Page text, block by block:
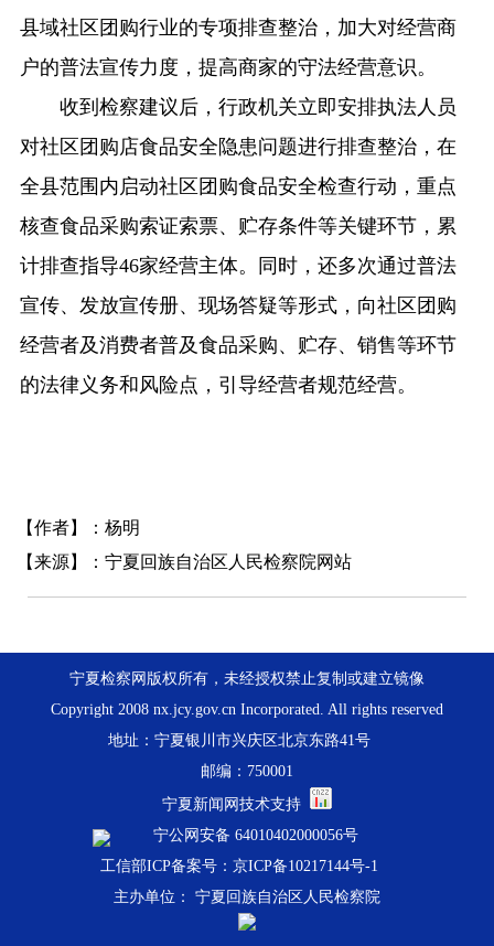
县域社区团购行业的专项排查整治，加大对经营商
户的普法宣传力度，提高商家的守法经营意识。
收到检察建议后，行政机关立即安排执法人员
对社区团购店食品安全隐患问题进行排查整治，在
全县范围内启动社区团购食品安全检查行动，重点
核查食品采购索证索票、贮存条件等关键环节，累
计排查指导46家经营主体。同时，还多次通过普法
宣传、发放宣传册、现场答疑等形式，向社区团购
经营者及消费者普及食品采购、贮存、销售等环节
的法律义务和风险点，引导经营者规范经营。
【作者】：杨明
【来源】：宁夏回族自治区人民检察院网站
宁夏检察网版权所有，未经授权禁止复制或建立镜像
Copyright 2008 nx.jcy.gov.cn Incorporated. All rights reserved
地址：宁夏银川市兴庆区北京东路41号
邮编：750001
宁夏新闻网技术支持
宁公网安备 64010402000056号
工信部ICP备案号：京ICP备10217144号-1
主办单位： 宁夏回族自治区人民检察院